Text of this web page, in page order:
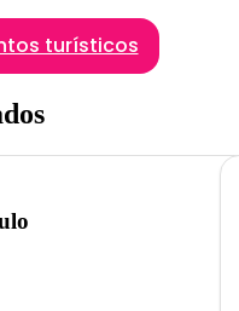
turísticos